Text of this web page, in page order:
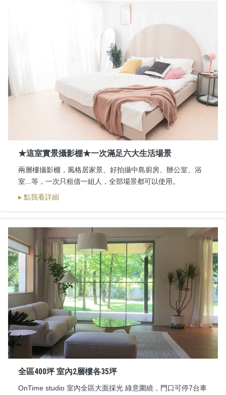
★這室實景攝影棚★一次滿足六大生活場景
兩層樓攝影棚，風格居家景、好拍攝中島廚房、辦公室、浴
室...等，一次只租借一組人，全部場景都可以使用。
▸ 點我看詳細
全區400坪 室內2層樓各35坪
OnTime studio 室內全區大面採光 綠意圍繞，門口可停7台車